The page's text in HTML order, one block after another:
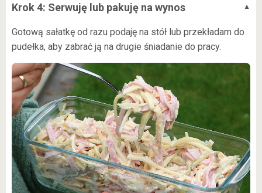
Krok 4: Serwuję lub pakuję na wynos
Gotową sałatkę od razu podaję na stół lub przekładam do
pudełka, aby zabrać ją na drugie śniadanie do pracy.